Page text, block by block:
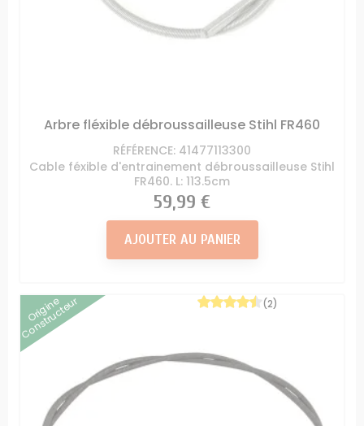
Arbre fléxible débroussailleuse Stihl FR460
RÉFÉRENCE: 41477113300
Cable féxible d'entrainement débroussailleuse Stihl
FR460. L: 113.5cm
Prix
59,99 €
AJOUTER AU PANIER
Origine
Constructeur (2)